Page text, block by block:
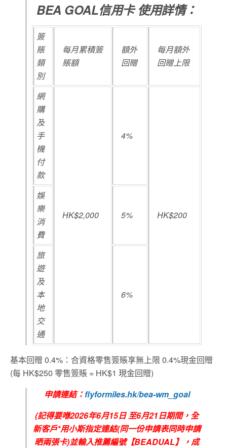
BEA GOAL信用卡使用詳情：
簽
賬
類
別
每月累積簽
賬額
額外
回贈
每月額外
回贈上限
網
購
及
手
機
付
款
HK$2,000
4%
HK$200
娛
樂
消
費
5%
旅
遊
及
本
地
交
通
6%
基本回贈 0.4%：合資格零售簽賬享無上限 0.4%現金回贈
(每 HK$250 零售簽賬 = HK$1 現金回贈)
申請連結：flyformiles.hk/bea-wm_goal
(記得要喺2026年6月15日至6月21日期間，全
新客戶*用小斯指定連結(同一份申請表同時申請
晒兩張卡)並輸入推薦編號【BEADUAL】，成